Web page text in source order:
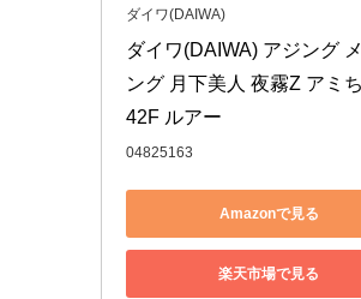
ダイワ(DAIWA)
ダイワ(DAIWA) アジング
ング 月下美人 夜霧Z アミ
42F ルアー
04825163
Amazonで見る
楽天市場で見る